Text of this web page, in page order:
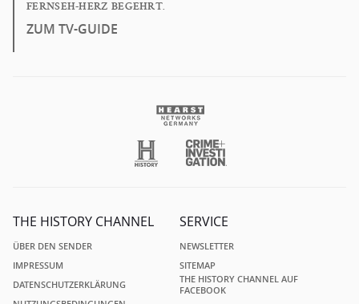
FERNSEH-HERZ BEGEHRT.
ZUM TV-GUIDE
THE HISTORY CHANNEL
ÜBER DEN SENDER
IMPRESSUM
DATENSCHUTZERKLÄRUNG
SERVICE
NEWSLETTER
SITEMAP
THE HISTORY CHANNEL AUF
FACEBOOK